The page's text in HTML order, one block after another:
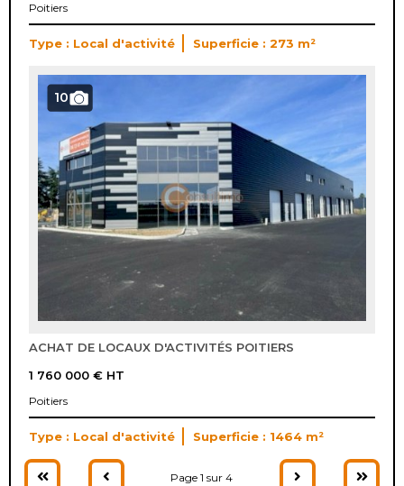
Poitiers
Type : Local d'activité Superficie : 273 m²
10
ACHAT DE LOCAUX D'ACTIVITÉS POITIERS
1 760 000 € HT
Poitiers
Type : Local d'activité Superficie : 1464 m²
Page 1 sur 4